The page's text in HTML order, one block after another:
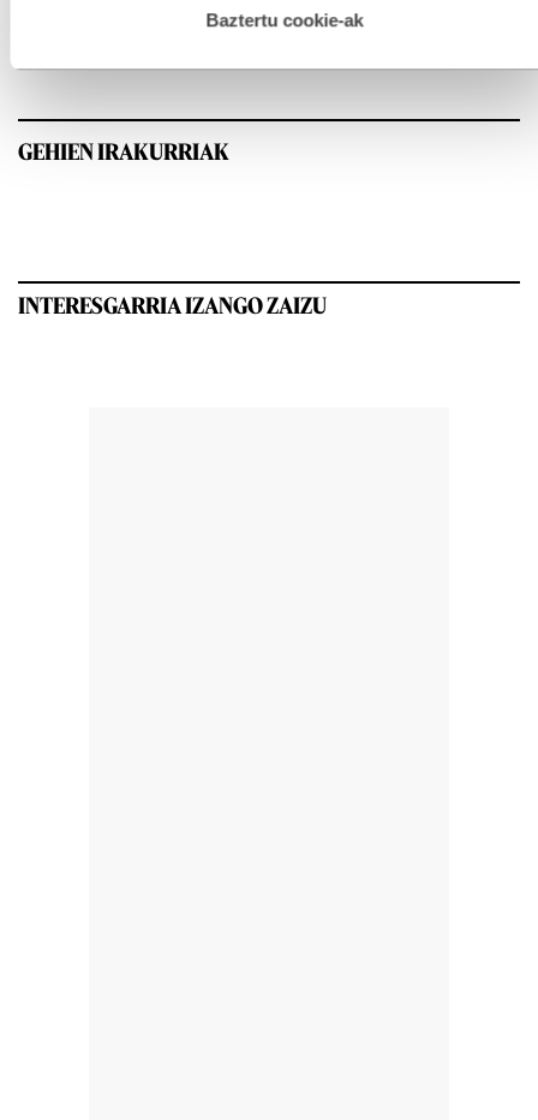
esplizitua ematen diguzu.Gehiago irakurri
Baztertu cookie-ak
GEHIEN IRAKURRIAK
INTERESGARRIA IZANGO ZAIZU